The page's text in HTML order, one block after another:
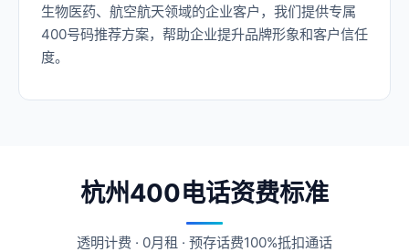
生物医药、航空航天领域的企业客户，我们提供专属
400号码推荐方案，帮助企业提升品牌形象和客户信任
度。
杭州400电话资费标准
透明计费 · 0月租 · 预存话费100%抵扣通话